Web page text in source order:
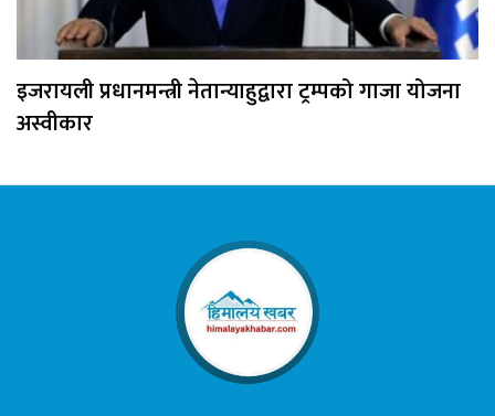
इजरायली प्रधानमन्त्री नेतान्याहुद्वारा ट्रम्पको गाजा योजना
अस्वीकार